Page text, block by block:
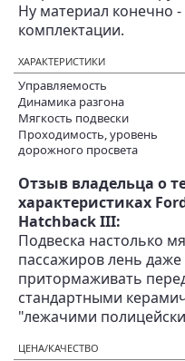
Ну материал конечно -
комплектации.
ХАРАКТЕРИСТИКИ
Управляемость
Динамика разгона
Мягкость подвески
Проходимость, уровень
дорожного просвета
Отзыв владельца о
характеристиках
Hatchback III:
Подвеска настолько
пассажиров лень даже
притормаживать
стандартными
"лежачими
ЦЕНА/КАЧЕСТВО